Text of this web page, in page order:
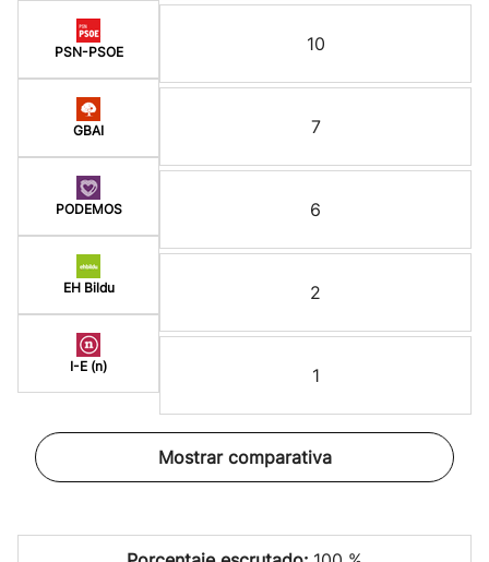
PSN-PSOE
GBAI
PODEMOS
EH Bildu
I-E (n)
10
7
6
2
1
Mostrar comparativa